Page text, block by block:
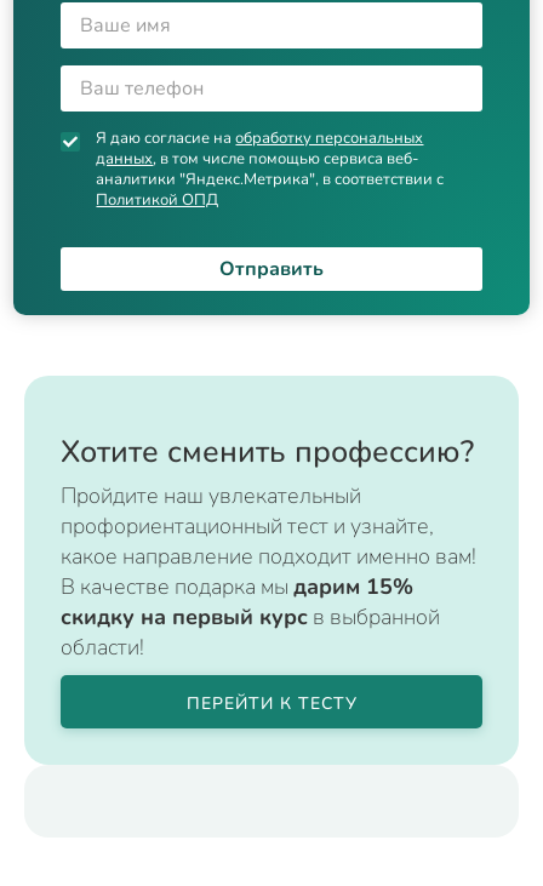
Я даю согласие наобработку персональных
данных, в том числе помощью сервиса веб-
аналитики "Яндекс.Метрика", в соответствии с
Политикой ОПД
Отправить
Хотите сменить профессию?
Пройдите наш увлекательный
профориентационный тест и узнайте,
какое направление подходит именно вам!
В качестве подарка мы дарим 15%
скидку на первый курс в выбранной
области!
ПЕРЕЙТИ К ТЕСТУ